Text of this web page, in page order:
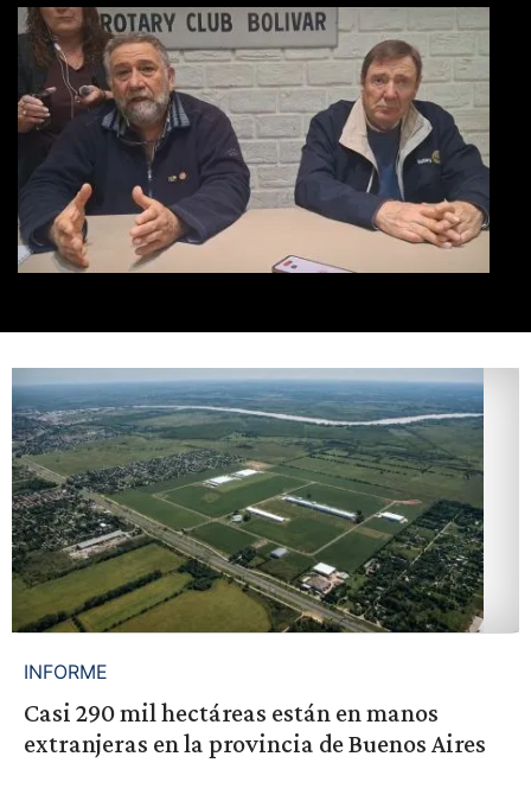
INFORME
Casi 290 mil hectáreas están en manos
extranjeras en la provincia de Buenos Aires